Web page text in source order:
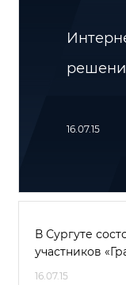
16.07.15
В Сургуте
участников
16.07.15